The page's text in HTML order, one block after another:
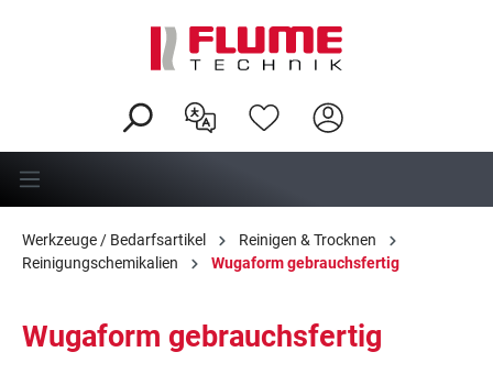
Werkzeuge / Bedarfsartikel
Reinigen & Trocknen
Reinigungschemikalien
Wugaform gebrauchsfertig
Wugaform gebrauchsfertig